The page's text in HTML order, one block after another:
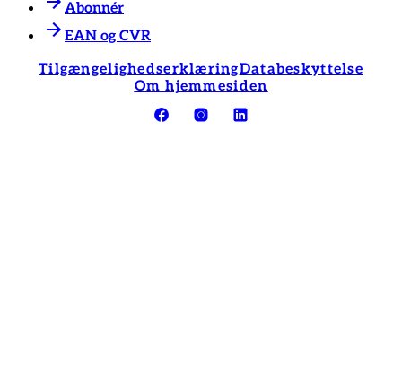
Abonnér
EAN og CVR
TilgængelighedserklæringDatabeskyttelse
Om hjemmesiden